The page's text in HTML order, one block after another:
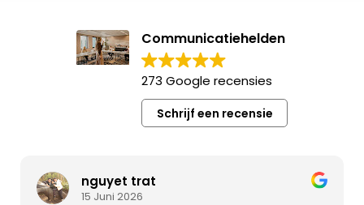
Communicatiehelden
273 Google recensies
Schrijf een recensie
nguyet trat
15 Juni 2026